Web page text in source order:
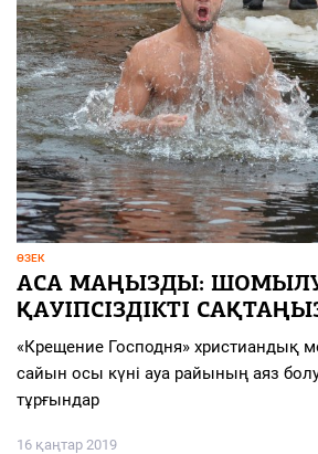
ӨЗЕК
АСА МАҢЫЗДЫ: ШОМЫЛУ
ҚАУІПСІЗДІКТІ
«Крещение Господня» христиандық
сайын осы күні ауа райының аяз
тұрғындар
16 қаңтар 2019